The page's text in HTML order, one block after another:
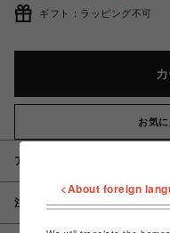
ギフト：ラッピング不可
お気
アイテム説明 / 素材
注意事項
<About foreign